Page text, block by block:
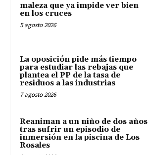
maleza que ya impide ver bien
en los cruces
5 agosto 2026
La oposición pide más tiempo
para estudiar las rebajas que
plantea el PP de la tasa de
residuos a las industrias
7 agosto 2026
Reaniman a un niño de dos años
tras sufrir un episodio de
inmersión en la piscina de Los
Rosales